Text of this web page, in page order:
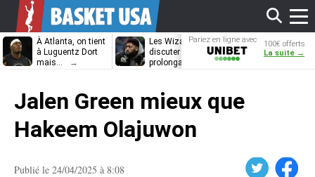
À Atlanta, on tient
à Luguentz Dort
mais…
Les Wizards vont
discuter
prolongation avec
Dennis
découvrira-t-il
Pariez en ligne avec
Unibet
100€ offerts
La suite →
Jalen Green mieux que
Hakeem Olajuwon
Publié le 24/04/2025 à 8:08
Facebook